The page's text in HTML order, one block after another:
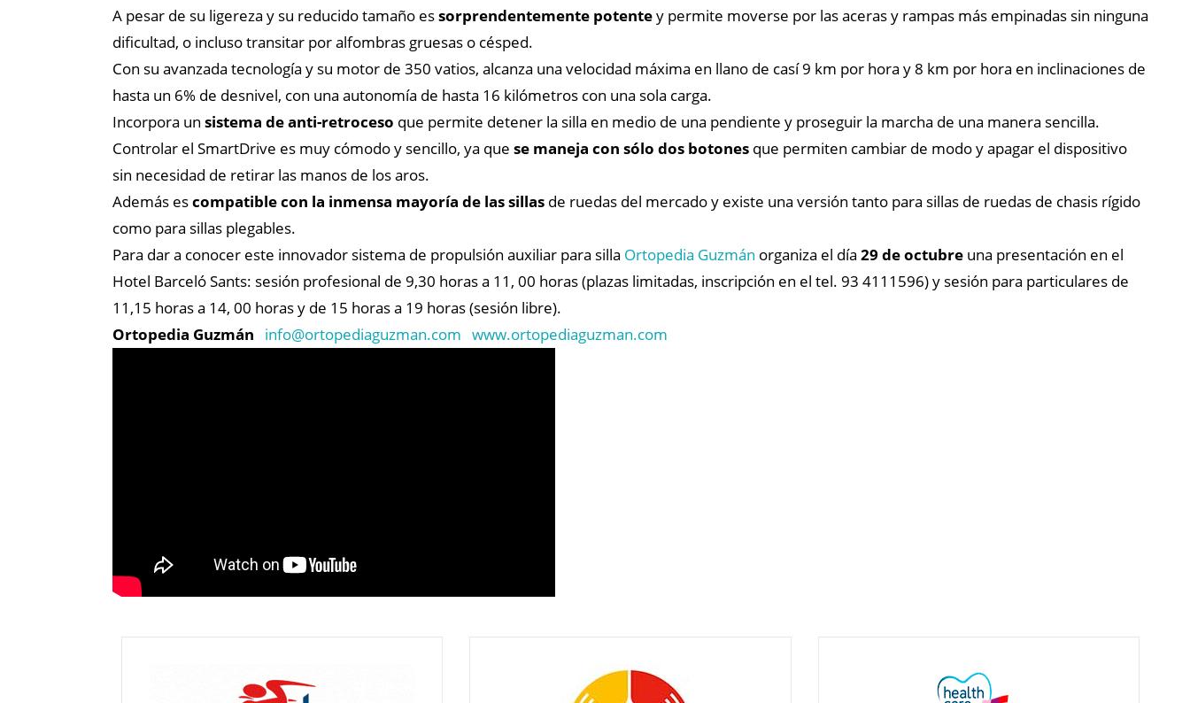
A pesar de su ligereza y su reducido tamaño essorprendentemente potentey permite moverse por las aceras y rampas más empinadas sin ninguna
dificultad, o incluso transitar por alfombras gruesas o césped.
Con su avanzada tecnología y su motor de 350 vatios, alcanza una velocidad máxima en llano de casí 9 km por hora y 8 km por hora en inclinaciones de
hasta un 6% de desnivel, con una autonomía de hasta 16 kilómetros con una sola carga.
Incorpora un sistema de anti-retroceso que permite detener la silla en medio de una pendiente y proseguir la marcha de una manera sencilla.
Controlar el SmartDrive es muy cómodo y sencillo, ya que se maneja con sólo dos botones que permiten cambiar de modo y apagar el dispositivo
sin necesidad de retirar las manos de los aros.
Además escompatible con la inmensa mayoría de las sillas de ruedas del mercado y existe una versión tanto para sillas de ruedas de chasis rígido
como para sillas plegables.
Para dar a conocer este innovador sistema de propulsión auxiliar para silla Ortopedia Guzmán organiza el día 29 de octubre una presentación en el
Hotel Barceló Sants: sesión profesional de 9,30 horas a 11, 00 horas (plazas limitadas, inscripción en el tel. 93 4111596) y sesión para particulares de
11,15 horas a 14, 00 horas y de 15 horas a 19 horas (sesión libre).
Ortopedia Guzmán
info@ortopediaguzman.com www.ortopediaguzman.com